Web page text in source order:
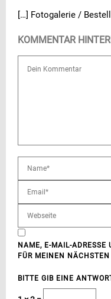
[…] Fotogalerie /
KOMMENTAR
NAME, E-MAIL-ADRESSE
FÜR MEINEN
BITTE GIB EINE